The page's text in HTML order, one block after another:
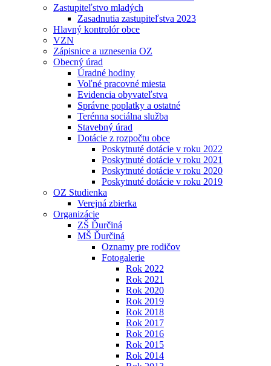
Zastupiteľstvo mladých
Zasadnutia zastupiteľstva 2023
Hlavný kontrolór obce
VZN
Zápisnice a uznesenia OZ
Obecný úrad
Úradné hodiny
Voľné pracovné miesta
Evidencia obyvateľstva
Správne poplatky a ostatné
Terénna sociálna služba
Stavebný úrad
Dotácie z rozpočtu obce
Poskytnuté dotácie v roku 2022
Poskytnuté dotácie v roku 2021
Poskytnuté dotácie v roku 2020
Poskytnuté dotácie v roku 2019
OZ Studienka
Verejná zbierka
Organizácie
ZŠ Ďurčiná
MŠ Ďurčiná
Oznamy pre rodičov
Fotogalerie
Rok 2022
Rok 2021
Rok 2020
Rok 2019
Rok 2018
Rok 2017
Rok 2016
Rok 2015
Rok 2014